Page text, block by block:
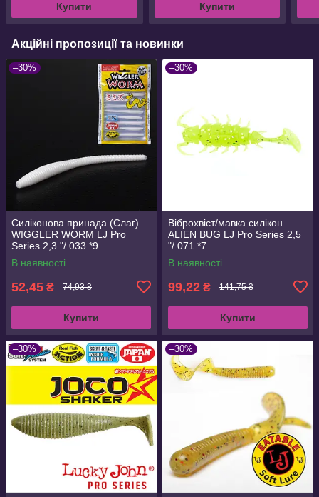
Купити Купити
Акційні пропозиції та новинки
–30%
Силіконова принада (Слаг)
WIGGLER WORM LJ Pro
Series 2,3 "/ 033 *9
В наявності
52,45 ₴ 74,93 ₴
Купити
–30%
Віброхвіст/мавка силікон.
ALIEN BUG LJ Pro Series 2,5
"/ 071 *7
В наявності
99,22 ₴ 141,75 ₴
Купити
–30% –30%